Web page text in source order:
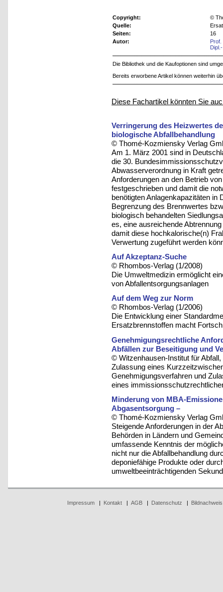
Copyright:
©
Quelle:
Seiten:
16
Autor:
Die Bibliothek und die Kaufoptionen sind
Bereits erworbene Artikel können weiterhin
Diese Fachartikel könnten Sie
Verringerung des Heizwertes
biologische Abfallbehandlung
© Thomé-Kozmiensky Verlag
Am 1. März 2001 sind in
die 30.
Abwasserverordnung in Kraft
Anforderungen an den Betrieb
festgeschrieben und damit die
benötigten Anlagenkapazitäten in
Begrenzung des Brennwertes
biologisch behandelten
es, eine ausreichende
damit diese hochkalorische(n)
Verwertung zugeführt werden
Auf Akzeptanz-Suche
© Rhombos-Verlag (1/2008)
Die Umweltmedizin ermöglicht
von Abfallentsorgungsanlagen
Auf dem Weg zur Norm
© Rhombos-Verlag (1/2006)
Die Entwicklung einer
Ersatzbrennstoffen macht
Genehmigungsrechtliche
Abfällen zur Beseitigung und
© Witzenhausen-Institut für
Zulassung eines
Genehmigungsverfahren und
eines
Minderung von MBA-
Abgasentsorgung –
© Thomé-Kozmiensky Verlag
Steigende Anforderungen in der
Behörden in Ländern und
umfassende Kenntnis der
nicht nur die Abfallbehandlung
deponiefähige Produkte oder
umweltbeeinträchtigenden
Impressum| Kontakt| AGB| Datenschutz Bildnachweis